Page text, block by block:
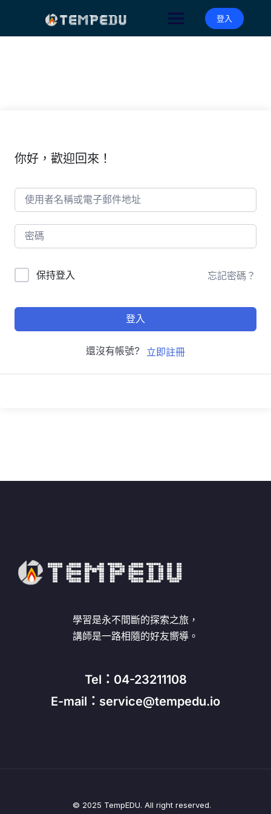
登入
你好，歡迎回來！
保持登入 忘記密碼？
登入
還沒有帳號? 立即註冊
學習是永不間斷的探索之旅，
講師是一路相隨的好友嚮導。
Tel：04-23211108
E-mail：service@tempedu.io
© 2025 TempEDU. All right reserved.